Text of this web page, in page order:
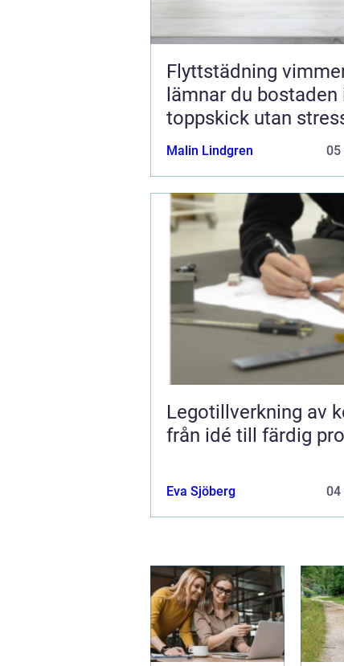
Flyttstädning
lämnar du bostaden
toppskick utan
Malin Lindgren 05
Legotillverkning av
från idé till färdig
Eva Sjöberg 04